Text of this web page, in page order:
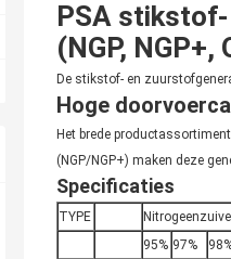
PSA
(NGP, NGP+,
De stikstof- en
Hoge
Het brede
(NGP/NGP+) maken deze
Specificaties
TYPE
95% 97%